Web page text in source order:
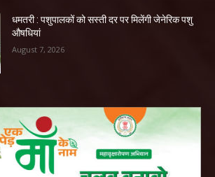
धमतरी : पशुपालकों को सस्ती दर पर मिलेंगी जेनेरिक पशु
औषधियां
August 7, 2026